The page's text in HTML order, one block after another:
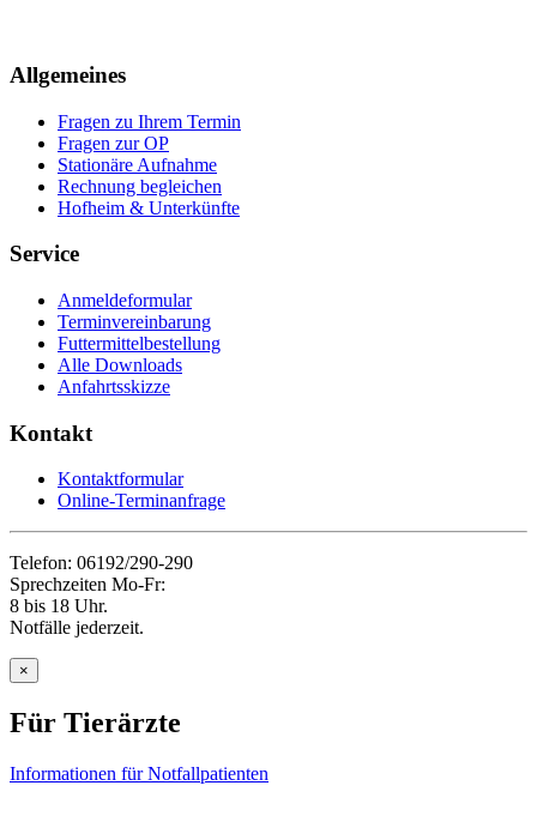
Allgemeines
Fragen zu Ihrem Termin
Fragen zur OP
Stationäre Aufnahme
Rechnung begleichen
Hofheim & Unterkünfte
Service
Anmeldeformular
Terminvereinbarung
Futtermittelbestellung
Alle Downloads
Anfahrtsskizze
Kontakt
Kontaktformular
Online-Terminanfrage
Telefon: 06192/290-290
Sprechzeiten Mo-Fr:
8 bis 18 Uhr.
Notfälle jederzeit.
×
Für Tierärzte
Informationen für Notfallpatienten